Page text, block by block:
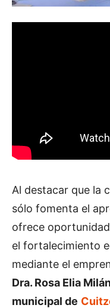
Al destacar que la
sólo fomenta el
ofrece
el fortalecimiento
mediante el
Dra. Rosa Elia
municipal de